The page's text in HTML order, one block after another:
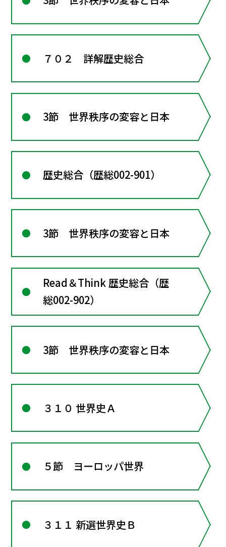
７０２ 詳解歴史総合
3節 世界秩序の変容と日本
歴史総合（歴総002-901）
3節 世界秩序の変容と日本
Read＆Think 歴史総合（歴
総002-902）
3節 世界秩序の変容と日本
３１０ 世界史Ａ
５節 ヨーロッパ世界
３１１ 新選世界史Ｂ